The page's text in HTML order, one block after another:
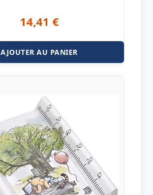
14,41 €
AJOUTER AU PANIER